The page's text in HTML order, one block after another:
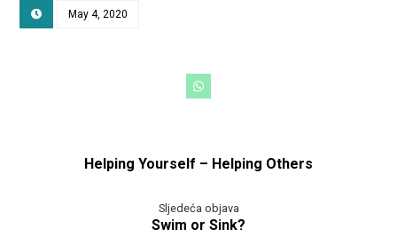
May 4, 2020
Helping Yourself – Helping Others
Sljedeća objava
Swim or Sink?